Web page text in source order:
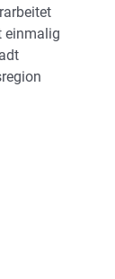
einmalig